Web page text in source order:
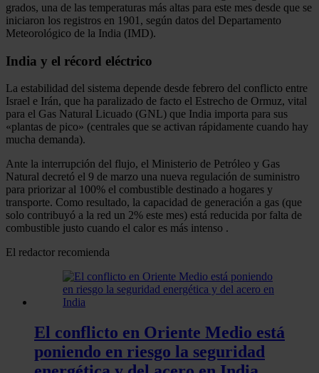
grados, una de las temperaturas más altas para este mes desde que se
iniciaron los registros en 1901, según datos del Departamento
Meteorológico de la India (IMD).
India y el récord eléctrico
La estabilidad del sistema depende desde febrero del conflicto entre
Israel e Irán, que ha paralizado de facto el Estrecho de Ormuz, vital
para el Gas Natural Licuado (GNL) que India importa para sus
«plantas de pico» (centrales que se activan rápidamente cuando hay
mucha demanda).
Ante la interrupción del flujo, el Ministerio de Petróleo y Gas
Natural decretó el 9 de marzo una nueva regulación de suministro
para priorizar al 100% el combustible destinado a hogares y
transporte. Como resultado, la capacidad de generación a gas (que
solo contribuyó a la red un 2% este mes) está reducida por falta de
combustible justo cuando el calor es más intenso .
El redactor recomienda
El conflicto en Oriente Medio está
poniendo en riesgo la seguridad